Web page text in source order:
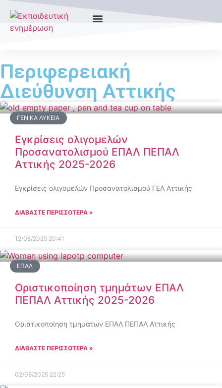
Περιφερειακή
Διεύθυνση Αττικής
ΓΕΝΙΚΆ ΛΎΚΕΙΑ
Εγκρίσεις ολιγομελών
Προσανατολισμού ΕΠΑΛ ΠΕΠΑΛ
Αττικής 2025-2026
Εγκρίσεις ολιγομελών Προσανατολισμού ΓΕΛ Αττικής
ΔΙΑΒΑΣΤΕ ΠΕΡΙΣΣΟΤΕΡΑ »
12/08/2025 20:41
ΕΠΑΛ
Οριστικοποίηση τμημάτων ΕΠΑΛ
ΠΕΠΑΛ Αττικής 2025-2026
Οριστικοποίηση τμημάτων ΕΠΑΛ ΠΕΠΑΛ Αττικής
ΔΙΑΒΑΣΤΕ ΠΕΡΙΣΣΟΤΕΡΑ »
02/08/2025 22:25